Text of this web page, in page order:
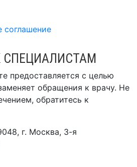
соглашение
СПЕЦИАЛИСТАМ
предоставляется с целью
обращения к врачу. Не
обратитесь к
г. Москва, 3-я